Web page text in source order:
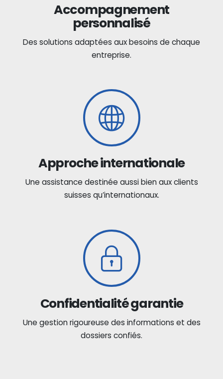
Accompagnement
personnalisé
Des solutions adaptées aux besoins de chaque
entreprise.
Approche internationale
Une assistance destinée aussi bien aux clients
suisses qu’internationaux.
Confidentialité garantie
Une gestion rigoureuse des informations et des
dossiers confiés.